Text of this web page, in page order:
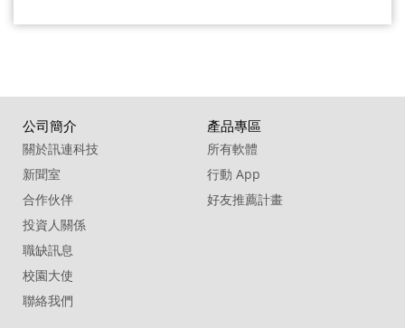
公司簡介
關於訊連科技
新聞室
合作伙伴
投資人關係
職缺訊息
校園大使
聯絡我們
產品專區
所有軟體
行動 App
好友推薦計畫